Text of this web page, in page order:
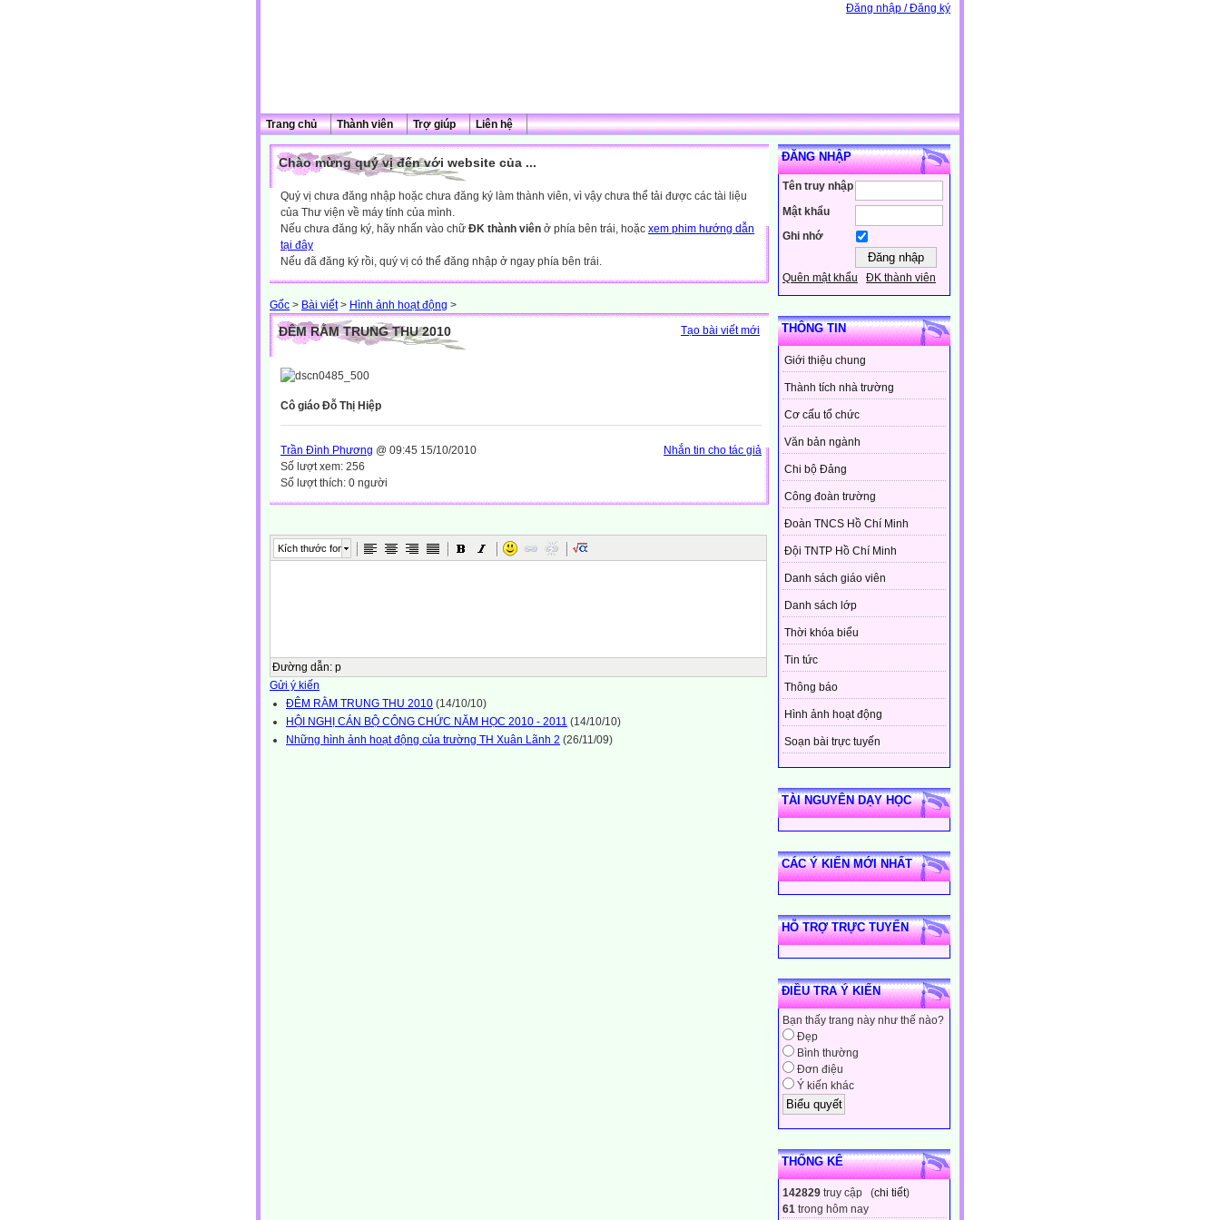
Đăng nhập / Đăng ký
Trang chủ Thành viên Trợ giúp Liên hệ
ĐĂNG NHẬP
Tên truy nhập
Mật khẩu
Ghi nhớ
Quên mật khẩu ĐK thành viên
THÔNG TIN
Giới thiệu chung
Thành tích nhà trường
Cơ cấu tổ chức
Văn bản ngành
Chi bộ Đảng
Công đoàn trường
Đoàn TNCS Hồ Chí Minh
Đội TNTP Hồ Chí Minh
Danh sách giáo viên
Danh sách lớp
Thời khóa biểu
Tin tức
Thông báo
Hình ảnh hoạt động
Soạn bài trực tuyến
TÀI NGUYÊN DẠY HỌC
CÁC Ý KIẾN MỚI NHẤT
HỖ TRỢ TRỰC TUYẾN
ĐIỀU TRA Ý KIẾN
Bạn thấy trang này như thế nào?
Đẹp
Bình thường
Đơn điệu
Ý kiến khác
THỐNG KÊ
142829 truy cập (chi tiết)
61 trong hôm nay
Chào mừng quý vị đến với website của ...
Quý vị chưa đăng nhập hoặc chưa đăng ký làm thành viên, vì vậy chưa thể tải được các tài liệu
của Thư viện về máy tính của mình.
Nếu chưa đăng ký, hãy nhấn vào chữ ĐK thành viên ở phía bên trái, hoặc xem phim hướng dẫn
tại đây
Nếu đã đăng ký rồi, quý vị có thể đăng nhập ở ngay phía bên trái.
Gốc > Bài viết> Hình ảnh hoạt động >
Tạo bài viết mới
ĐÊM RẰM TRUNG THU 2010
Cô giáo Đỗ Thị Hiệp
Nhắn tin cho tác giả
Trần Đình Phương @ 09:45 15/10/2010
Số lượt xem: 256
Số lượt thích: 0 người
Kích thước font
Đường dẫn: p
Gửi ý kiến
ĐÊM RẰM TRUNG THU 2010 (14/10/10)
HỘI NGHỊ CÁN BỘ CÔNG CHỨC NĂM HỌC 2010 - 2011 (14/10/10)
Những hình ảnh hoạt động của trường TH Xuân Lãnh 2 (26/11/09)